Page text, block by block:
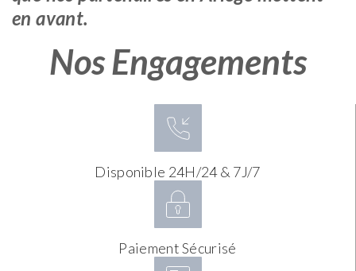
en avant.
Nos Engagements
Disponible 24H/24 & 7J/7
Paiement Sécurisé